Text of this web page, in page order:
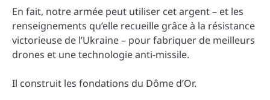
En fait, notre armée peut utiliser cet argent – ​​et les
renseignements qu’elle recueille grâce à la résistance
victorieuse de l’Ukraine – pour fabriquer de meilleurs
drones et une technologie anti-missile.
Il construit les fondations du Dôme d’Or.